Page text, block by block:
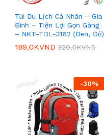
Túi Du Lịch Cá Nhân – Gia
Đình – Tiện Lợi Gọn Gàng
– NKT-TDL-3162 (Đen, Đỏ)
189,0KVND 320,0KVND
-30%